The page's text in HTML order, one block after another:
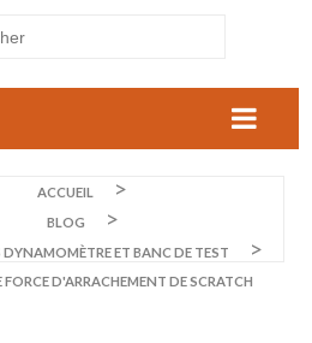
ACCUEIL
BLOG
ET BANC DE TEST
FORCE D'ARRACHEMENT DE SCRATCH